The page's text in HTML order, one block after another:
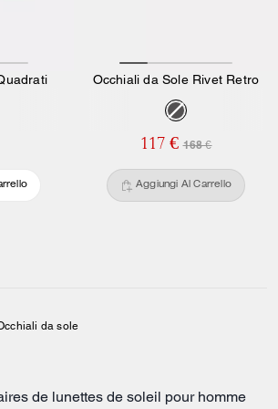
Occhiali da Sole Rivet Retro
117 € 168 €
Aggiungi Al Carrello
da sole
de lunettes de soleil pour homme